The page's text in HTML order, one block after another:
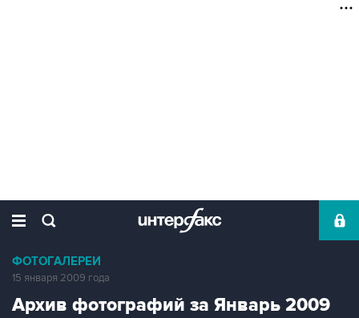
ФОТОГАЛЕРЕИ
15 января 2009 года
Архив фотографий за Январь 2009